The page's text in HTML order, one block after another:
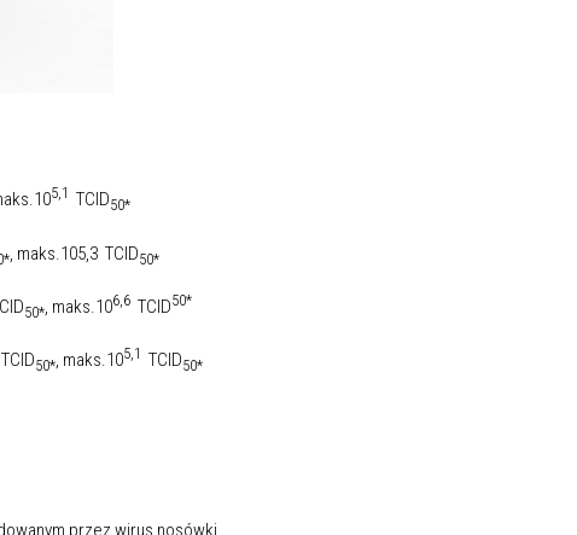
5,1 TCID50*
, maks.105,3 TCID50*
50*, maks.106,6 TCID50*
TCID50*, maks.105,1 TCID50*
przez wirus nosówki